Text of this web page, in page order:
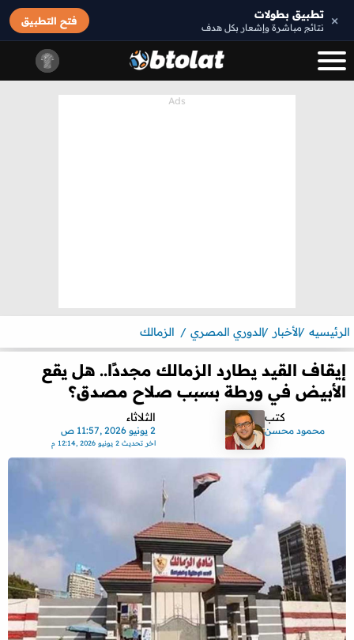
× تطبيق بطولات
نتائج مباشرة وإشعار بكل هدف
فتح التطبيق
الرئيسيه الأخبار الدوري المصري الزمالك
إيقاف القيد يطارد الزمالك مجددًا.. هل يقع
الأبيض في ورطة بسبب صلاح مصدق؟
كتب
محمود محسن
الثلاثاء
2 يونيو 2026 ,11:57 ص
اخر تحديث2 يونيو 2026 ,12:14 م